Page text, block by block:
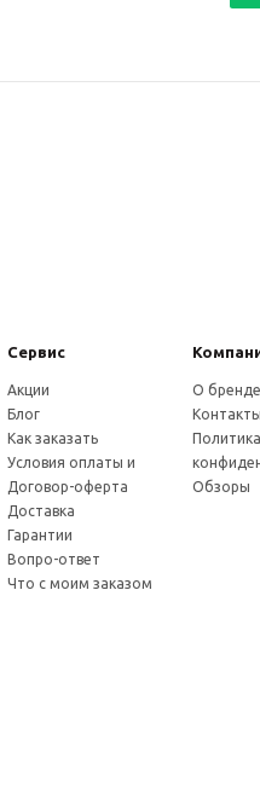
Сервис
Акции
Блог
Как заказать
Условия оплаты и
Договор-оферта
Доставка
Гарантии
Вопро-ответ
Что с моим заказом
О бренде
Контакты
Политика
Обзоры